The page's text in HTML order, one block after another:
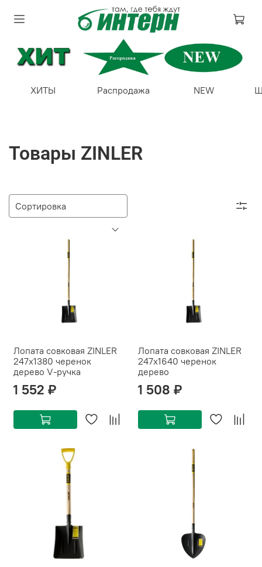
ХИТЫ Распродажа NEW
Товары ZINLER
Лопата совковая ZINLER
247х1380 черенок
дерево V-ручка
1 552 ₽
Лопата совковая ZINLER
247х1640 черенок
дерево
1 508 ₽